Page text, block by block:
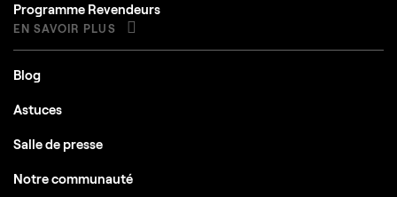
Programme Revendeurs
EN SAVOIR PLUS
Blog
Astuces
Salle de presse
Notre communauté